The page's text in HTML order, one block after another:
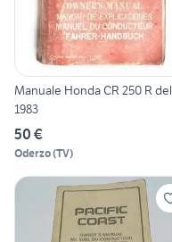
Manuale Honda CR 250 R del
1983
50 €
Oderzo(TV)